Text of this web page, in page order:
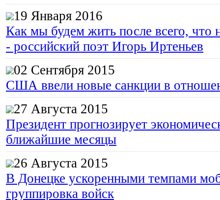
19 Января 2016
Как мы будем жить после всего, что
- российский поэт Игорь Иртеньев
02 Сентября 2015
США ввели новые санкции в
27 Августа 2015
Президент прогнозирует
ближайшие месяцы
26 Августа 2015
В Донецке ускоренными темпами
группировка войск